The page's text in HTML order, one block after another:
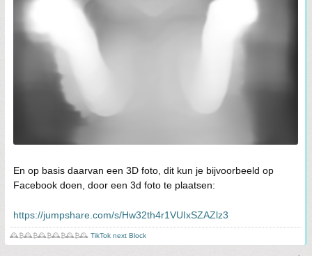
En op basis daarvan een 3D foto, dit kun je bijvoorbeeld op
Facebook doen, door een 3d foto te plaatsen:
https://jumpshare.com/s/Hw32th4r1VUIxSZAZlz3
🕰️₿🕰️₿🕰️₿🕰️₿🕰️₿🕰️ TikTok next Block